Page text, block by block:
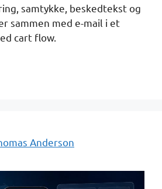
samtykke, beskedtekst og
sammen med e-mail i et
cart flow.
Anderson